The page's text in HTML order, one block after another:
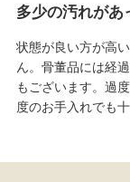
多少の汚れがあ
状態が良い方が高
ん。骨董品には経
もございます。過
度のお手入れでも